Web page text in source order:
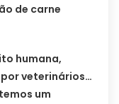
de carne
humana,
veterinários…
um